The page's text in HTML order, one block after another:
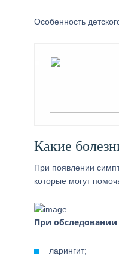
Особенность
Какие
При появлении
которые могут
При
ларингит;